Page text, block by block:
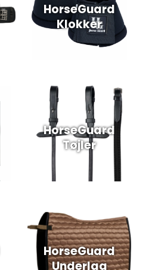
HorseGuard
Klokker
HorseGuard
Tøjler
HorseGuard
Underlag